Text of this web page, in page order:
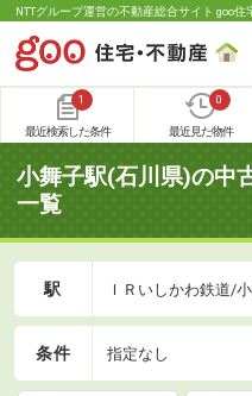
NTTグループ運営の不動産総合サイト goo住
1
最近検索した条件
0
最近見た物件
小舞子駅(石川県)の中
一覧
駅 ＩＲいしかわ鉄道/
条件 指定なし